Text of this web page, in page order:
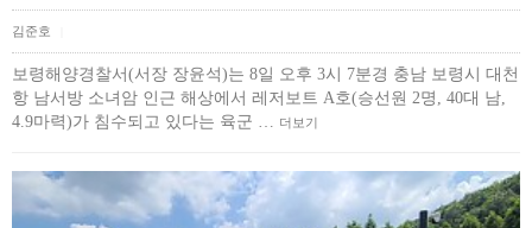
김준호
보령해양경찰서(서장 장윤석)는 8일 오후 3시 7분경 충남 보령시 대천
항 남서방 소녀암 인근 해상에서 레저보트 A호(승선원 2명, 40대 남,
4.9마력)가 침수되고 있다는 육군 …
더보기